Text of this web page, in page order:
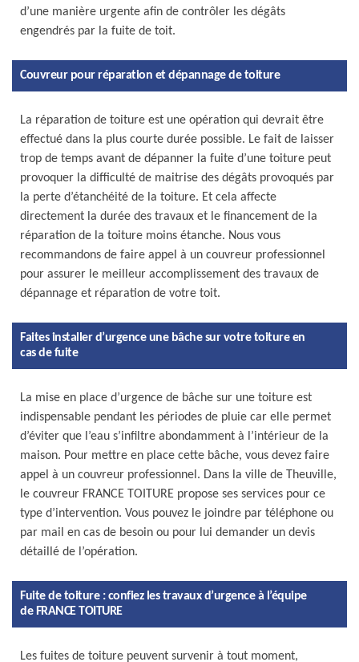
d’une manière urgente afin de contrôler les dégâts
engendrés par la fuite de toit.
Couvreur pour réparation et dépannage de toiture
La réparation de toiture est une opération qui devrait être
effectué dans la plus courte durée possible. Le fait de laisser
trop de temps avant de dépanner la fuite d’une toiture peut
provoquer la difficulté de maitrise des dégâts provoqués par
la perte d’étanchéité de la toiture. Et cela affecte
directement la durée des travaux et le financement de la
réparation de la toiture moins étanche. Nous vous
recommandons de faire appel à un couvreur professionnel
pour assurer le meilleur accomplissement des travaux de
dépannage et réparation de votre toit.
Faites installer d’urgence une bâche sur votre toiture en
cas de fuite
La mise en place d’urgence de bâche sur une toiture est
indispensable pendant les périodes de pluie car elle permet
d’éviter que l’eau s’infiltre abondamment à l’intérieur de la
maison. Pour mettre en place cette bâche, vous devez faire
appel à un couvreur professionnel. Dans la ville de Theuville,
le couvreur FRANCE TOITURE propose ses services pour ce
type d’intervention. Vous pouvez le joindre par téléphone ou
par mail en cas de besoin ou pour lui demander un devis
détaillé de l’opération.
Fuite de toiture : confiez les travaux d’urgence à l’équipe
de FRANCE TOITURE
Les fuites de toiture peuvent survenir à tout moment,